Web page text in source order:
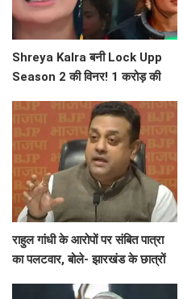
Shreya Kalra बनी Lock Upp
Season 2 की विनर! 1 करोड़ की
राहुल गांधी के आरोपों पर संबित पात्रा
का पलटवार, बोले- झारखंड के छात्रों